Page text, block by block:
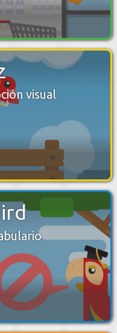
visual